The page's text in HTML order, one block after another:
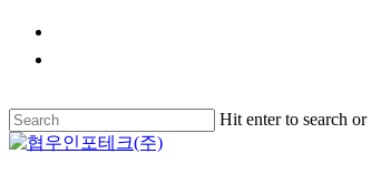
Skip
main
Hit enter to search
Close